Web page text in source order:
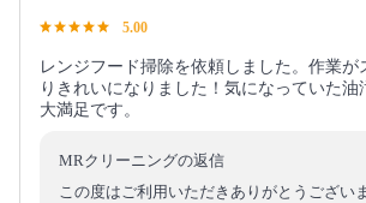
5.00
レンジフード掃除を依頼しました。作業が
りきれいになりました！気になっていた油
大満足です。
MRクリーニングの返信
この度はご利用いただきありがとうござい